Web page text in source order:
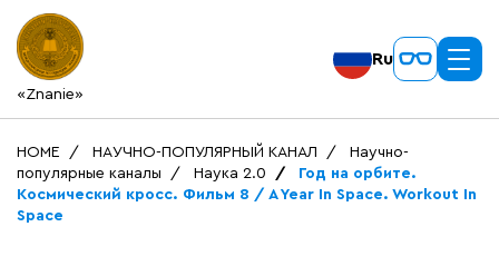
«Znanie»
Ru
HOME НАУЧНО-ПОПУЛЯРНЫЙ КАНАЛ
Научно-
популярные каналы
Наука 2.0
Год на орбите.
Космический кросс. Фильм 8 / A Year In Space. Workout In
Space